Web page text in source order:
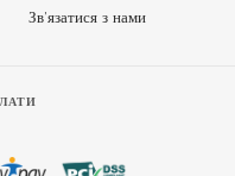
Зв’язатися з нами